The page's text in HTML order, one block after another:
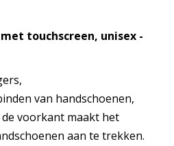
touchscreen, unisex -
van handschoenen,
voorkant maakt het
aan te trekken.